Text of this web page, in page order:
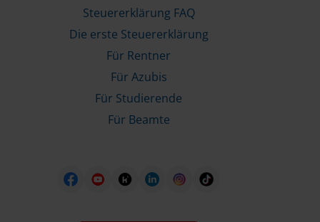
Steuererklärung FAQ
Die erste Steuererklärung
Für Rentner
Für Azubis
Für Studierende
Für Beamte